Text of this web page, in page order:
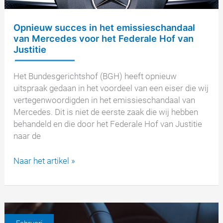
Opnieuw succes in het emissieschandaal
van Mercedes voor het Federale Hof van
Justitie
Het Bundesgerichtshof (BGH) heeft opnieuw
uitspraak gedaan in het voordeel van een eiser die wij
vertegenwoordigden in het emissieschandaal van
Mercedes. Dit is niet de eerste zaak die wij hebben
behandeld en die door het Federale Hof van Justitie
naar de
Opnieuw
in
emissieschandaal
van
Naar het artikel »